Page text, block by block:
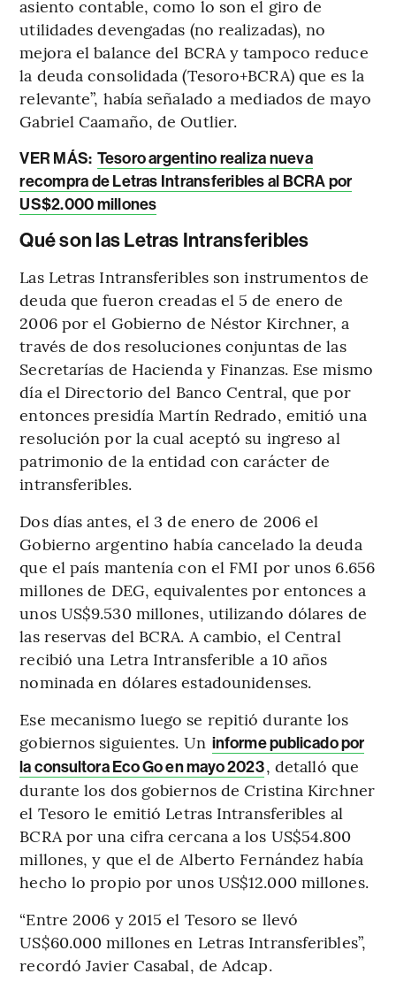
asiento contable, como lo son el giro de
utilidades devengadas (no realizadas), no
mejora el balance del BCRA y tampoco reduce
la deuda consolidada (Tesoro+BCRA) que es la
relevante”, había señalado a mediados de mayo
Gabriel Caamaño, de Outlier.
VER MÁS: Tesoro argentino realiza nueva
recompra de Letras Intransferibles al BCRA por
US$2.000 millones
Qué son las Letras Intransferibles
Las Letras Intransferibles son instrumentos de
deuda que fueron creadas el 5 de enero de
2006 por el Gobierno de Néstor Kirchner, a
través de dos resoluciones conjuntas de las
Secretarías de Hacienda y Finanzas. Ese mismo
día el Directorio del Banco Central, que por
entonces presidía Martín Redrado, emitió una
resolución por la cual aceptó su ingreso al
patrimonio de la entidad con carácter de
intransferibles.
Dos días antes, el 3 de enero de 2006 el
Gobierno argentino había cancelado la deuda
que el país mantenía con el FMI por unos 6.656
millones de DEG, equivalentes por entonces a
unos US$9.530 millones, utilizando dólares de
las reservas del BCRA. A cambio, el Central
recibió una Letra Intransferible a 10 años
nominada en dólares estadounidenses.
Ese mecanismo luego se repitió durante los
gobiernos siguientes. Un informe publicado por
la consultora Eco Go en mayo 2023, detalló que
durante los dos gobiernos de Cristina Kirchner
el Tesoro le emitió Letras Intransferibles al
BCRA por una cifra cercana a los US$54.800
millones, y que el de Alberto Fernández había
hecho lo propio por unos US$12.000 millones.
“Entre 2006 y 2015 el Tesoro se llevó
US$60.000 millones en Letras Intransferibles”,
recordó Javier Casabal, de Adcap.